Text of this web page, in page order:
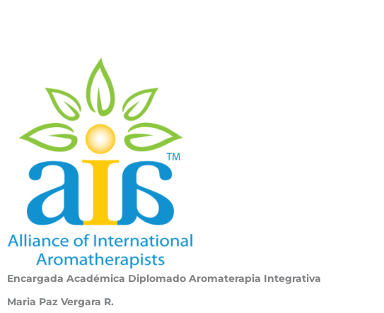
Encargada Académica Diplomado Aromaterapia Integrativa
Maria Paz Vergara R.